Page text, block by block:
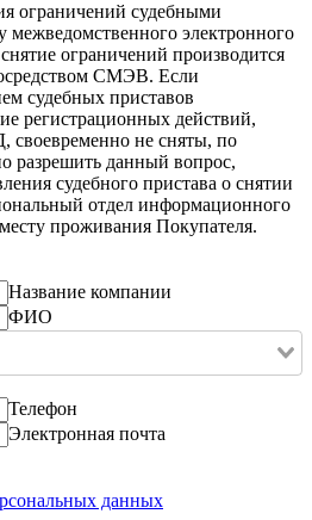
ограничений судебными
межведомственного электронного
ограничений производится
СМЭВ. Если
судебных приставов
регистрационных действий,
своевременно не сняты, по
разрешить данный вопрос,
судебного пристава о снятии
отдел информационного
проживания Покупателя.
Название компании
ФИО
Телефон
Электронная почта
данных